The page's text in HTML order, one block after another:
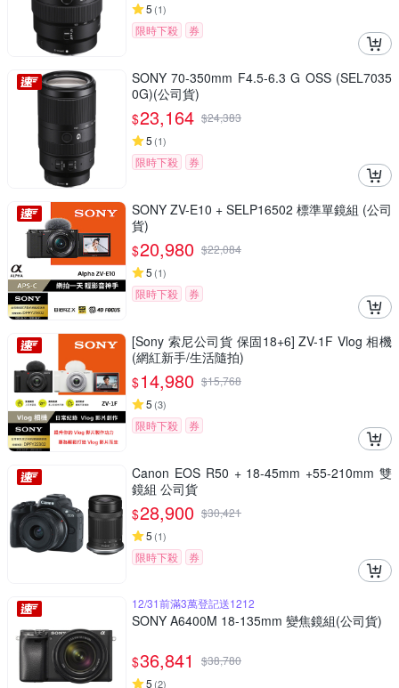
5 (1)
限時下殺 券
SONY 70-350mm F4.5-6.3 G OSS (SEL7035
0G)(公司貨)
$23,164 $24,383
5 (1)
限時下殺 券
SONY ZV-E10 + SELP16502 標準單鏡組 (公司
貨)
$20,980 $22,084
5 (1)
限時下殺 券
[Sony 索尼公司貨 保固18+6] ZV-1F Vlog 相機
(網紅新手/生活隨拍)
$14,980 $15,768
5 (3)
限時下殺 券
Canon EOS R50 + 18-45mm +55-210mm 雙
鏡組 公司貨
$28,900 $30,421
5 (1)
限時下殺 券
12/31前滿3萬登記送1212
SONY A6400M 18-135mm 變焦鏡組(公司貨)
$36,841 $38,780
5 (2)